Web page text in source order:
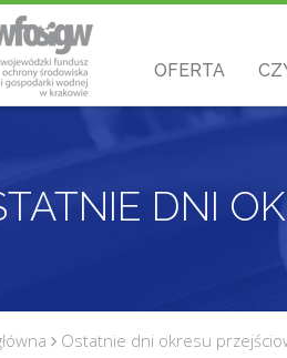
OFERTA
Ostatnie dni okresu